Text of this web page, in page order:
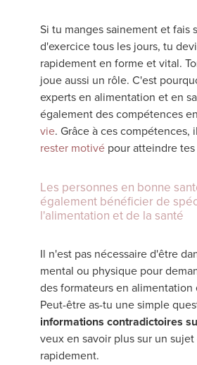
Si tu manges sainement et fais
d'exercice tous les jours, tu
rapidement en forme et vital.
joue aussi un rôle. C'est
experts en alimentation et en
également des compétences en
vie. Grâce à ces compétences,
rester motivépour atteindre
Les personnes en bonne
également bénéficier de
l'alimentation et de la santé
Il n'est pas nécessaire d'être
mental ou physique pour
des formateurs en alimentation
Peut-être as-tu une simple
informations contradictoires
veux en savoir plus sur un
rapidement.